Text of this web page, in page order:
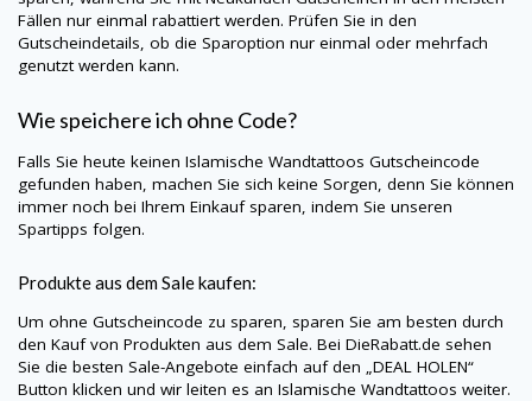
Fällen nur einmal rabattiert werden. Prüfen Sie in den
Gutscheindetails, ob die Sparoption nur einmal oder mehrfach
genutzt werden kann.
Wie speichere ich ohne Code?
Falls Sie heute keinen Islamische Wandtattoos Gutscheincode
gefunden haben, machen Sie sich keine Sorgen, denn Sie können
immer noch bei Ihrem Einkauf sparen, indem Sie unseren
Spartipps folgen.
Produkte aus dem Sale kaufen:
Um ohne Gutscheincode zu sparen, sparen Sie am besten durch
den Kauf von Produkten aus dem Sale. Bei DieRabatt.de sehen
Sie die besten Sale-Angebote einfach auf den „DEAL HOLEN“
Button klicken und wir leiten es an Islamische Wandtattoos weiter.